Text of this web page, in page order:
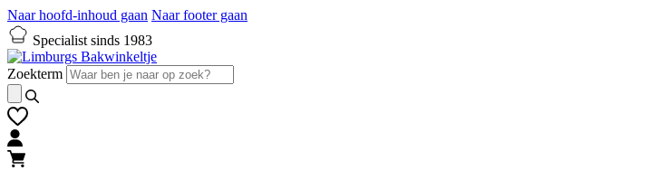
Naar hoofd-inhoud gaan Naar footer gaan
Specialist sinds 1983
Zoekterm